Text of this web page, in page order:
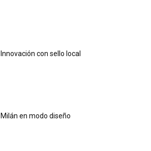
Innovación con sello local
Milán en modo diseño